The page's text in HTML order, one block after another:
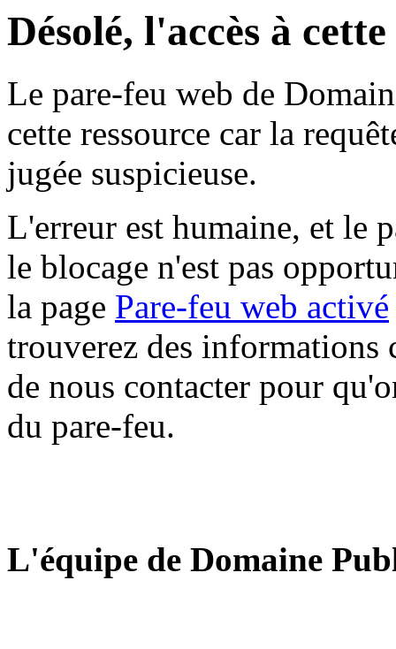
Désolé, l'accès à
Le pare-feu web de
cette ressource car la
jugée suspicieuse.
L'erreur est humaine, et le
le blocage n'est pas
la page Pare-feu web activé
trouverez des informations
de nous contacter pour
du pare-feu.
L'équipe de Domaine